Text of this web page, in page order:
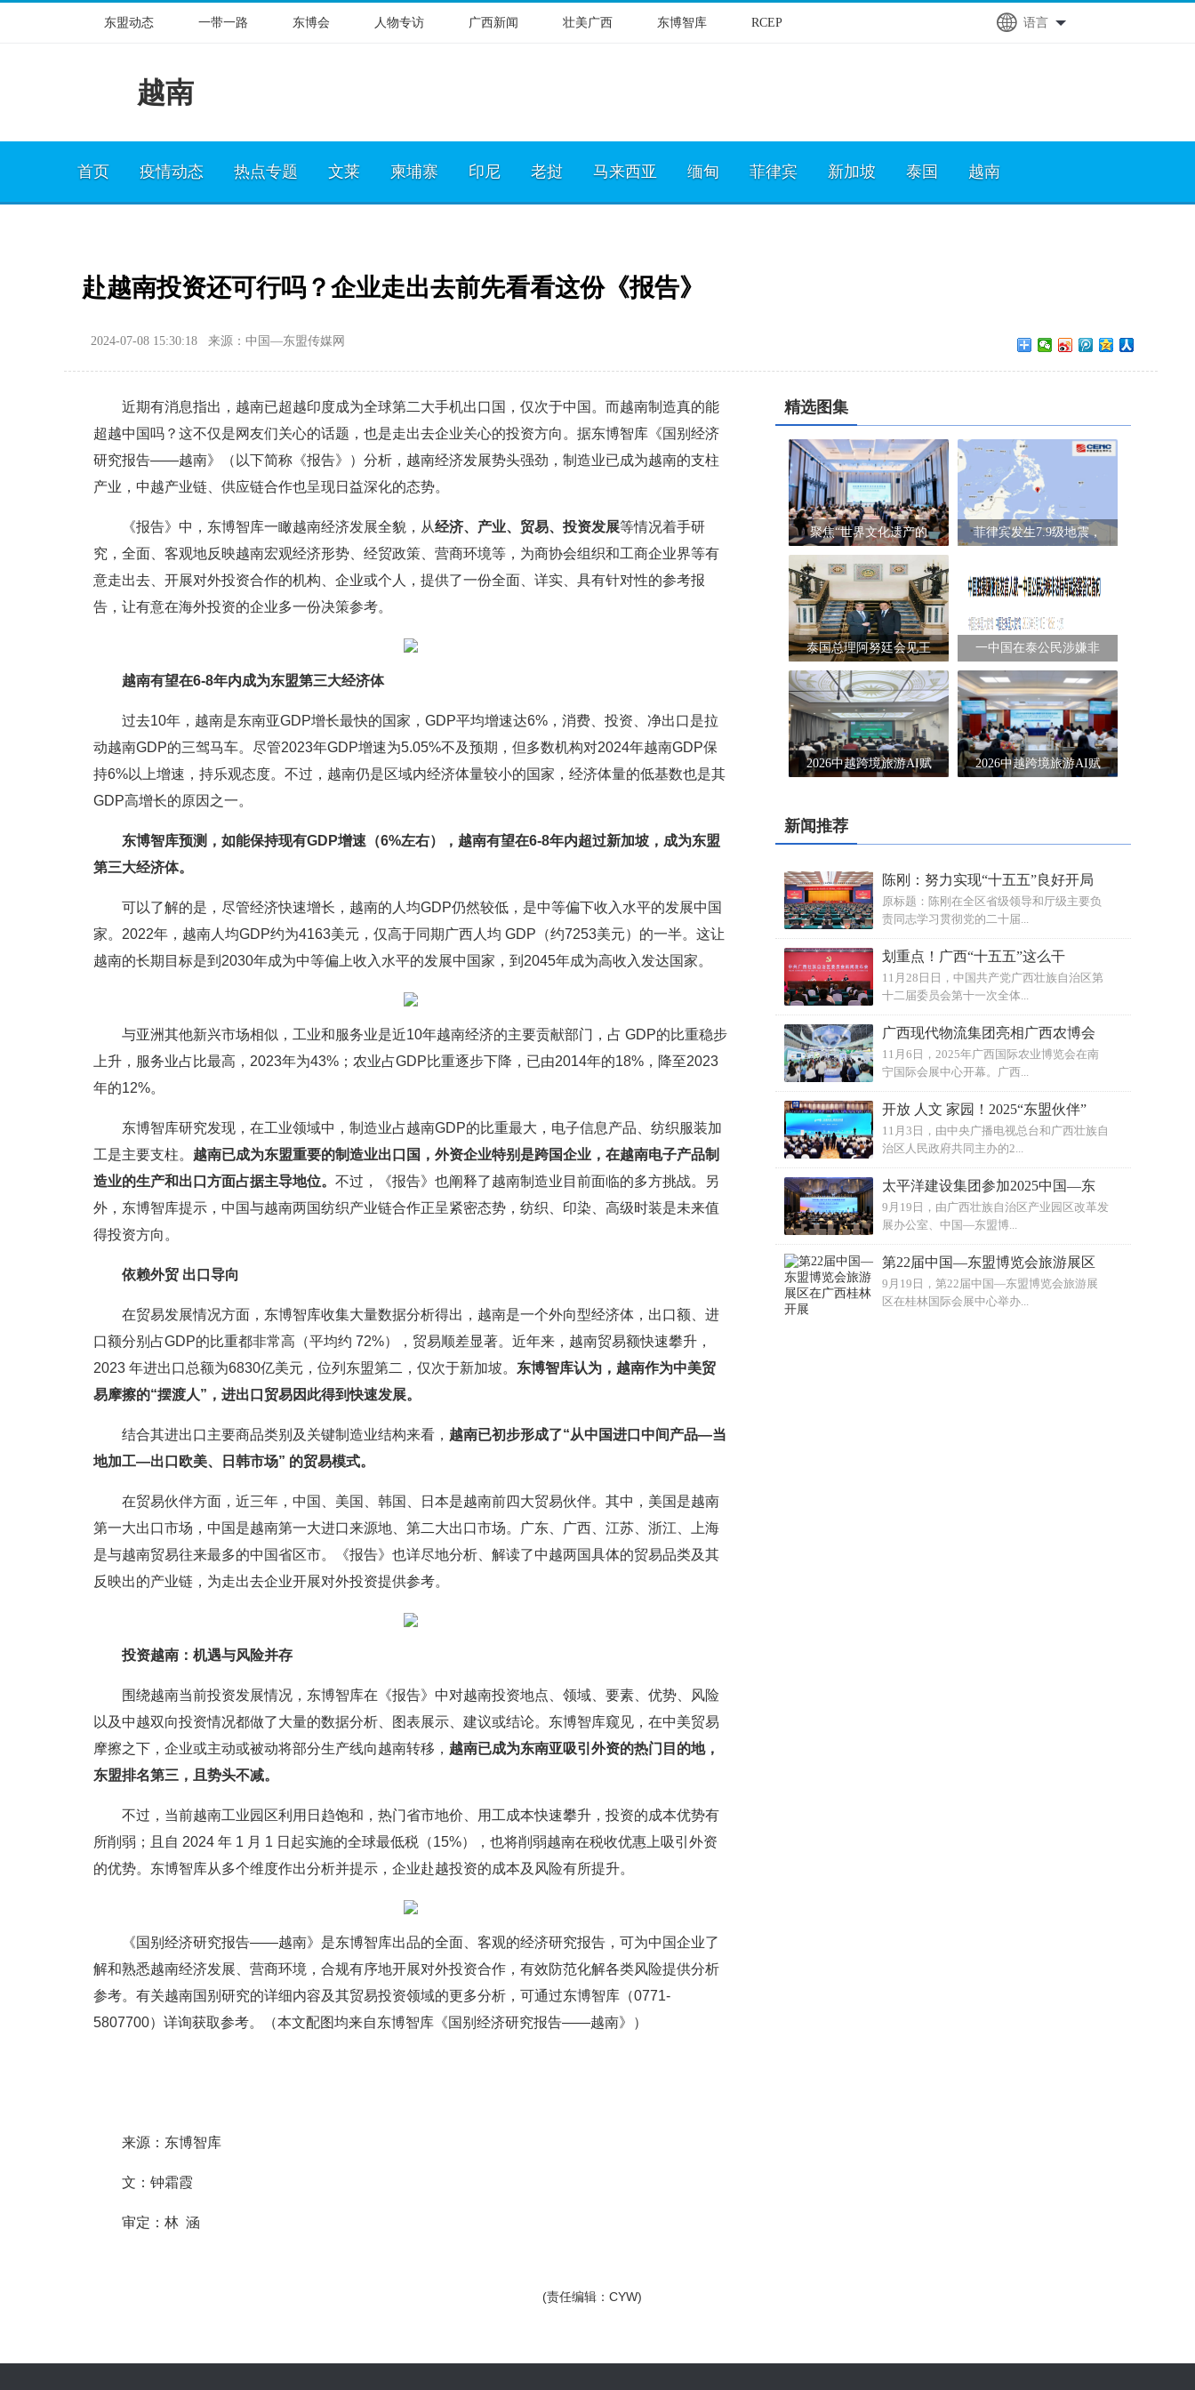
东盟动态 一带一路 东博会 人物专访 广西新闻 壮美广西 东博智库 RCEP 语言
越南
首页 疫情动态 热点专题 文莱 柬埔寨 印尼 老挝 马来西亚 缅甸 菲律宾 新加坡 泰国 越南
赴越南投资还可行吗？企业走出去前先看看这份《报告》
2024-07-08 15:30:18 来源：中国—东盟传媒网
近期有消息指出，越南已超越印度成为全球第二大手机出口国，仅次于中国。而越南制造真的能
超越中国吗？这不仅是网友们关心的话题，也是走出去企业关心的投资方向。据东博智库《国别经济
研究报告——越南》（以下简称《报告》）分析，越南经济发展势头强劲，制造业已成为越南的支柱
产业，中越产业链、供应链合作也呈现日益深化的态势。
《报告》中，东博智库一瞰越南经济发展全貌，从经济、产业、贸易、投资发展等情况着手研
究，全面、客观地反映越南宏观经济形势、经贸政策、营商环境等，为商协会组织和工商企业界等有
意走出去、开展对外投资合作的机构、企业或个人，提供了一份全面、详实、具有针对性的参考报
告，让有意在海外投资的企业多一份决策参考。
越南有望在6-8年内成为东盟第三大经济体
过去10年，越南是东南亚GDP增长最快的国家，GDP平均增速达6%，消费、投资、净出口是拉
动越南GDP的三驾马车。尽管2023年GDP增速为5.05%不及预期，但多数机构对2024年越南GDP保
持6%以上增速，持乐观态度。不过，越南仍是区域内经济体量较小的国家，经济体量的低基数也是其
GDP高增长的原因之一。
东博智库预测，如能保持现有GDP增速（6%左右），越南有望在6-8年内超过新加坡，成为东盟
第三大经济体。
可以了解的是，尽管经济快速增长，越南的人均GDP仍然较低，是中等偏下收入水平的发展中国
家。2022年，越南人均GDP约为4163美元，仅高于同期广西人均 GDP（约7253美元）的一半。这让
越南的长期目标是到2030年成为中等偏上收入水平的发展中国家，到2045年成为高收入发达国家。
与亚洲其他新兴市场相似，工业和服务业是近10年越南经济的主要贡献部门，占 GDP的比重稳步
上升，服务业占比最高，2023年为43%；农业占GDP比重逐步下降，已由2014年的18%，降至2023
年的12%。
东博智库研究发现，在工业领域中，制造业占越南GDP的比重最大，电子信息产品、纺织服装加
工是主要支柱。 越南已成为东盟重要的制造业出口国，外资企业特别是跨国企业，在越南电子产品制
造业的生产和出口方面占据主导地位。 不过，《报告》也阐释了越南制造业目前面临的多方挑战。另
外，东博智库提示，中国与越南两国纺织产业链合作正呈紧密态势，纺织、印染、高级时装是未来值
得投资方向。
依赖外贸 出口导向
在贸易发展情况方面，东博智库收集大量数据分析得出，越南是一个外向型经济体，出口额、进
口额分别占GDP的比重都非常高（平均约 72%），贸易顺差显著。近年来，越南贸易额快速攀升，
2023 年进出口总额为6830亿美元，位列东盟第二，仅次于新加坡。 东博智库认为，越南作为中美贸
易摩擦的“摆渡人”，进出口贸易因此得到快速发展。
结合其进出口主要商品类别及关键制造业结构来看， 越南已初步形成了“从中国进口中间产品—当
地加工—出口欧美、日韩市场” 的贸易模式。
在贸易伙伴方面，近三年，中国、美国、韩国、日本是越南前四大贸易伙伴。其中，美国是越南
第一大出口市场，中国是越南第一大进口来源地、第二大出口市场。广东、广西、江苏、浙江、上海
是与越南贸易往来最多的中国省区市。《报告》也详尽地分析、解读了中越两国具体的贸易品类及其
反映出的产业链，为走出去企业开展对外投资提供参考。
投资越南：机遇与风险并存
围绕越南当前投资发展情况，东博智库在《报告》中对越南投资地点、领域、要素、优势、风险
以及中越双向投资情况都做了大量的数据分析、图表展示、建议或结论。东博智库窥见，在中美贸易
摩擦之下，企业或主动或被动将部分生产线向越南转移， 越南已成为东南亚吸引外资的热门目的地，
东盟排名第三，且势头不减。
不过，当前越南工业园区利用日趋饱和，热门省市地价、用工成本快速攀升，投资的成本优势有
所削弱；且自 2024 年 1 月 1 日起实施的全球最低税（15%），也将削弱越南在税收优惠上吸引外资
的优势。东博智库从多个维度作出分析并提示，企业赴越投资的成本及风险有所提升。
《国别经济研究报告——越南》是东博智库出品的全面、客观的经济研究报告，可为中国企业了
解和熟悉越南经济发展、营商环境，合规有序地开展对外投资合作，有效防范化解各类风险提供分析
参考。有关越南国别研究的详细内容及其贸易投资领域的更多分析，可通过东博智库（0771-
5807700）详询获取参考。（本文配图均来自东博智库《国别经济研究报告——越南》）
来源：东博智库
文：钟霜霞
审定：林 涵
(责任编辑：CYW)
精选图集
聚焦“世界文化遗产的 菲律宾发生7.9级地震，
泰国总理阿努廷会见王 一中国在泰公民涉嫌非
2026中越跨境旅游AI赋 2026中越跨境旅游AI赋
新闻推荐
陈刚：努力实现“十五五”良好开局
原标题：陈刚在全区省级领导和厅级主要负
责同志学习贯彻党的二十届...
划重点！广西“十五五”这么干
11月28日日，中国共产党广西壮族自治区第
十二届委员会第十一次全体...
广西现代物流集团亮相广西农博会
11月6日，2025年广西国际农业博览会在南
宁国际会展中心开幕。广西...
开放 人文 家园！2025“东盟伙伴”
11月3日，由中央广播电视总台和广西壮族自
治区人民政府共同主办的2...
太平洋建设集团参加2025中国—东
9月19日，由广西壮族自治区产业园区改革发
展办公室、中国—东盟博...
第22届中国—东盟博览会旅游展区
9月19日，第22届中国—东盟博览会旅游展
区在桂林国际会展中心举办...